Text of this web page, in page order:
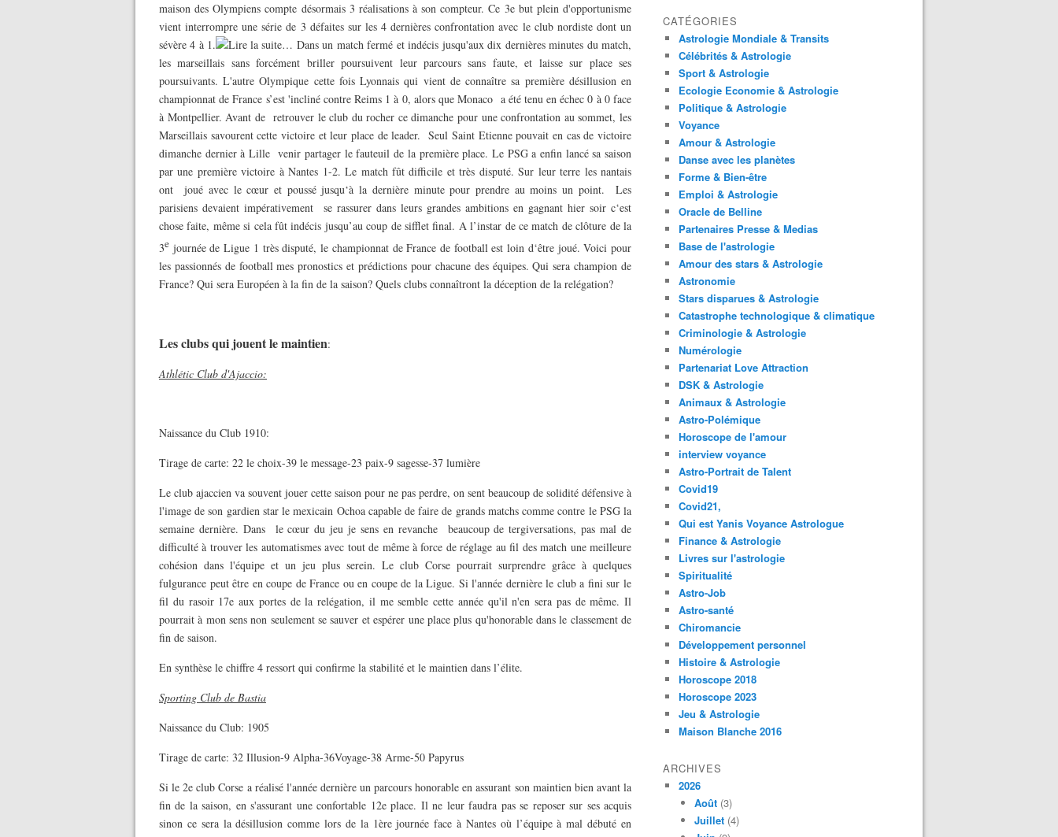
maison des Olympiens compte désormais 3 réalisations à son compteur. Ce 3e but plein d'opportunisme
vient interrompre une série de 3 défaites sur les 4 dernières confrontation avec le club nordiste dont un
sévère 4 à 1.
Dans un match fermé et indécis jusqu'aux dix dernières minutes du match,
les marseillais sans forcément briller poursuivent leur parcours sans faute, et laisse sur place ses
poursuivants. L'autre Olympique cette fois Lyonnais qui vient de connaître sa première désillusion en
championnat de France s’est 'incliné contre Reims 1 à 0, alors que Monaco a été tenu en échec 0 à 0 face
à Montpellier. Avant de retrouver le club du rocher ce dimanche pour une confrontation au sommet, les
Marseillais savourent cette victoire et leur place de leader. Seul Saint Etienne pouvait en cas de victoire
dimanche dernier à Lille venir partager le fauteuil de la première place. Le PSG a enfin lancé sa saison
par une première victoire à Nantes 1-2. Le match fût difficile et très disputé. Sur leur terre les nantais
ont joué avec le cœur et poussé jusqu‘à la dernière minute pour prendre au moins un point. Les
parisiens devaient impérativement se rassurer dans leurs grandes ambitions en gagnant hier soir c‘est
chose faite, même si cela fût indécis jusqu’au coup de sifflet final. A l’instar de ce match de clôture de la
3e journée de Ligue 1 très disputé, le championnat de France de football est loin d‘être joué. Voici pour
les passionnés de football mes pronostics et prédictions pour chacune des équipes. Qui sera champion de
France? Qui sera Européen à la fin de la saison? Quels clubs connaîtront la déception de la relégation?
Les clubs qui jouent le maintien:
Athlétic Club d'Ajaccio:
Naissance du Club 1910:
Tirage de carte: 22 le choix-39 le message-23 paix-9 sagesse-37 lumière
Le club ajaccien va souvent jouer cette saison pour ne pas perdre, on sent beaucoup de solidité défensive à
l'image de son gardien star le mexicain Ochoa capable de faire de grands matchs comme contre le PSG la
semaine dernière. Dans le cœur du jeu je sens en revanche beaucoup de tergiversations, pas mal de
difficulté à trouver les automatismes avec tout de même à force de réglage au fil des match une meilleure
cohésion dans l'équipe et un jeu plus serein. Le club Corse pourrait surprendre grâce à quelques
fulgurance peut être en coupe de France ou en coupe de la Ligue. Si l'année dernière le club a fini sur le
fil du rasoir 17e aux portes de la relégation, il me semble cette année qu'il n'en sera pas de même. Il
pourrait à mon sens non seulement se sauver et espérer une place plus qu'honorable dans le classement de
fin de saison.
En synthèse le chiffre 4 ressort qui confirme la stabilité et le maintien dans l’élite.
Sporting Club de Bastia
Naissance du Club: 1905
Tirage de carte: 32 Illusion-9 Alpha-36Voyage-38 Arme-50 Papyrus
Si le 2e club Corse a réalisé l'année dernière un parcours honorable en assurant son maintien bien avant la
fin de la saison, en s'assurant une confortable 12e place. Il ne leur faudra pas se reposer sur ses acquis
sinon ce sera la désillusion comme lors de la 1ère journée face à Nantes où l’équipe à mal débuté en
CATÉGORIES
Astrologie Mondiale & Transits
Célébrités & Astrologie
Sport & Astrologie
Ecologie Economie & Astrologie
Politique & Astrologie
Voyance
Amour & Astrologie
Danse avec les planètes
Forme & Bien-être
Emploi & Astrologie
Oracle de Belline
Partenaires Presse & Medias
Base de l'astrologie
Amour des stars & Astrologie
Astronomie
Stars disparues & Astrologie
Catastrophe technologique & climatique
Criminologie & Astrologie
Numérologie
Partenariat Love Attraction
DSK & Astrologie
Animaux & Astrologie
Astro-Polémique
Horoscope de l'amour
interview voyance
Astro-Portrait de Talent
Covid19
Covid21,
Qui est Yanis Voyance Astrologue
Finance & Astrologie
Livres sur l'astrologie
Spiritualité
Astro-Job
Astro-santé
Chiromancie
Développement personnel
Histoire & Astrologie
Horoscope 2018
Horoscope 2023
Jeu & Astrologie
Maison Blanche 2016
ARCHIVES
2026
Août (3)
Juillet (4)